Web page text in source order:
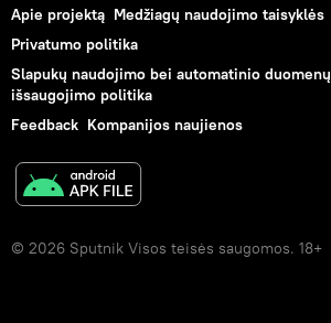
Apie projektą Medžiagų naudojimo taisyklės
Privatumo politika
Slapukų naudojimo bei automatinio duomenų
išsaugojimo politika
Feedback Kompanijos naujienos
© 2026 Sputnik Visos teisės saugomos. 18+